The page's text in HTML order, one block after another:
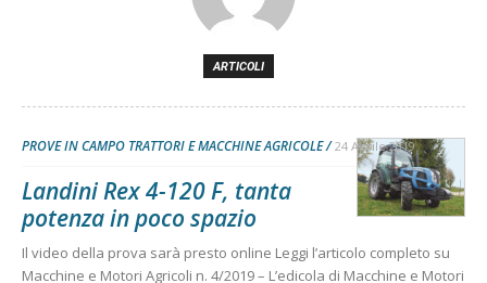
ARTICOLI
PROVE IN CAMPO TRATTORI E MACCHINE AGRICOLE 24 Aprile 2019
Landini Rex 4-120 F, tanta
potenza in poco spazio
Il video della prova sarà presto online Leggi l’articolo completo su
Macchine e Motori Agricoli n. 4/2019 – L’edicola di Macchine e Motori